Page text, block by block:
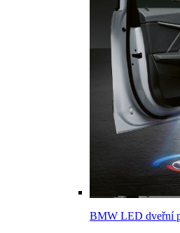
BMW LED dveřní